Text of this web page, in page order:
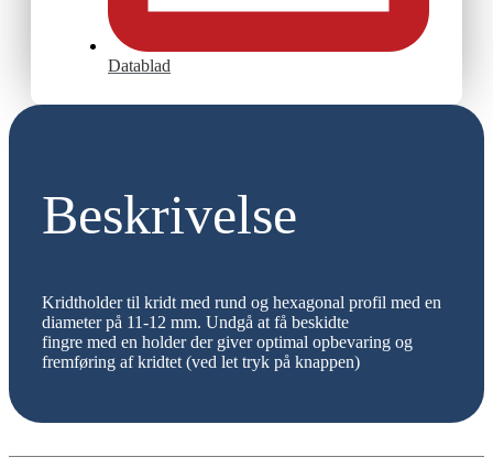
Datablad
Beskrivelse
Kridtholder til kridt med rund og hexagonal profil med en
diameter på 11-12 mm. Undgå at få beskidte
fingre med en holder der giver optimal opbevaring og
fremføring af kridtet (ved let tryk på knappen)